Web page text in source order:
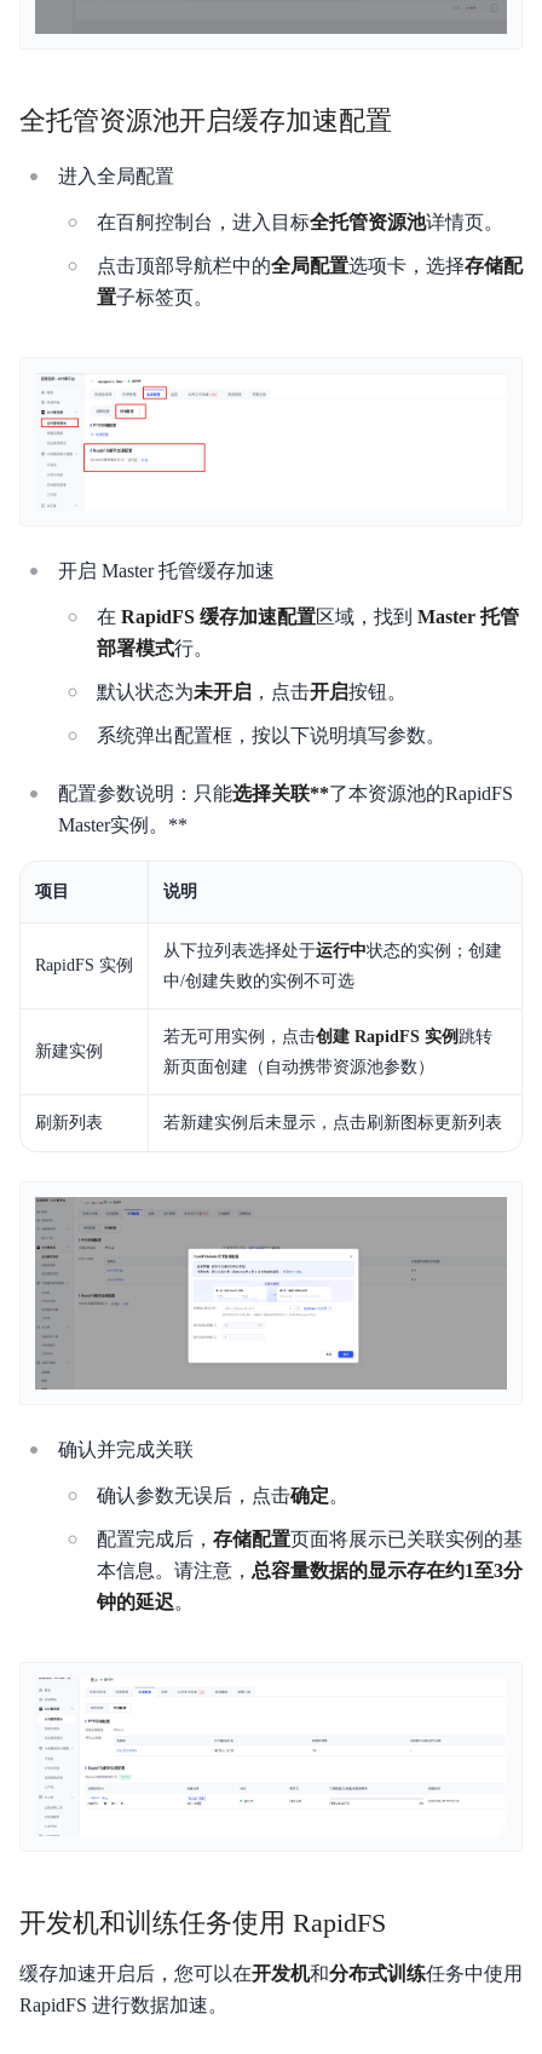
全托管资源池开启缓存加速配置
进入全局配置
在百舸控制台，进入目标全托管资源池详情页。
点击顶部导航栏中的全局配置选项卡，选择存储配
置子标签页。
开启 Master 托管缓存加速
在 RapidFS 缓存加速配置区域，找到 Master 托管
部署模式行。
默认状态为未开启 ，点击开启按钮。
系统弹出配置框，按以下说明填写参数。
配置参数说明：只能选择关联**了本资源池的RapidFS
Master实例。**
项目 说明
RapidFS 实例
从下拉列表选择处于运行中状态的实例；创建
中/创建失败的实例不可选
新建实例
若无可用实例，点击创建 RapidFS 实例 跳转
新页面创建（自动携带资源池参数）
刷新列表 若新建实例后未显示，点击刷新图标更新列表
确认并完成关联
确认参数无误后，点击确定。
配置完成后， 存储配置页面将展示已关联实例的基
本信息。请注意， 总容量数据的显示存在约1至3分
钟的延迟。
开发机和训练任务使用 RapidFS
缓存加速开启后，您可以在开发机和分布式训练任务中使用
RapidFS 进行数据加速。